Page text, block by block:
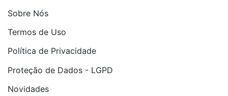
Sobre Nós
Termos de Uso
Política de Privacidade
Proteção de Dados - LGPD
Novidades